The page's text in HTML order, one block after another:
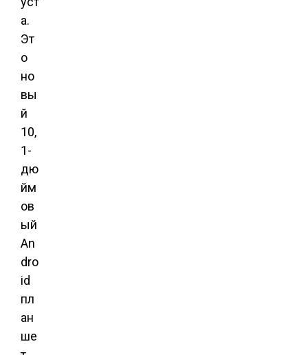
а.
Эт
о
но
вы
й
10,
1-
дю
йм
ов
ый
An
dro
id
пл
ан
ше